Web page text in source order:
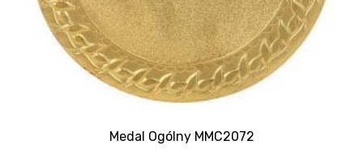
Medal Ogólny MMC2072